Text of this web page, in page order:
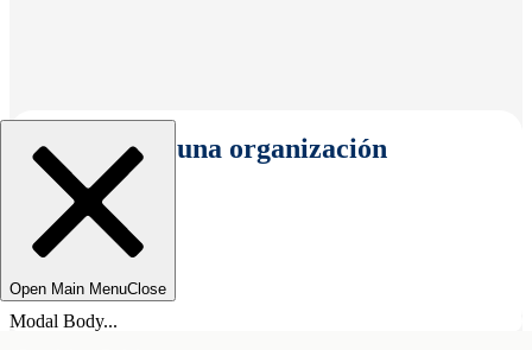
Seleccionar una organización
Open Main MenuClose
Modal Body...